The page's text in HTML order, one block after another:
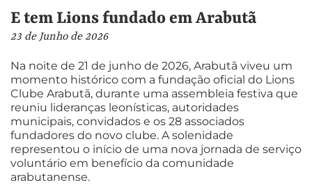
E tem Lions fundado em Arabutã
23 de Junho de 2026
Na noite de 21 de junho de 2026, Arabutã viveu um
momento histórico com a fundação oficial do Lions
Clube Arabutã, durante uma assembleia festiva que
reuniu lideranças leonísticas, autoridades
municipais, convidados e os 28 associados
fundadores do novo clube. A solenidade
representou o início de uma nova jornada de serviço
voluntário em benefício da comunidade
arabutanense.